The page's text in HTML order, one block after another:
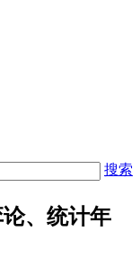
搜索
、统计年